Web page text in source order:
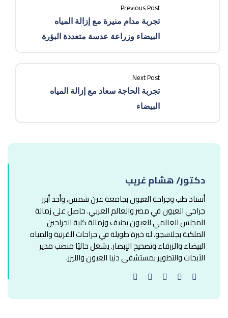
Previous Post
تجربة مدام منيرة مع إزالة المياه
البيضاء وزراعة عدسة متعددة البؤرة
Next Post
تجربة الحاجة سعاد مع إزالة المياه
البيضاء
دكتور/ هشام غريب
أستاذ طب وجراحة العيون بجامعة عين شمس، وأحد أبرز
جراحي العيون في مصر والعالم العربي. حاصل على زمالة
المجلس العالمي للعيون بجنيف وزمالة كلية الجراحين
الملكية بجلاسجو. له خبرة طويلة في جراحات القرنية والمياه
البيضاء والزرقاء وتصحيح الإبصار. يشغل حاليًا منصب مدير
الأبحاث والتطوير بمستشفى دنيا العيون والليزر.